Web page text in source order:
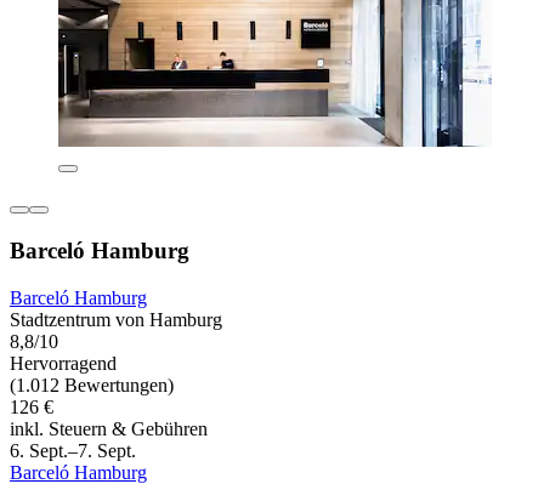
Barceló Hamburg
Barceló Hamburg
Stadtzentrum von Hamburg
8,8/10
Hervorragend
(1.012 Bewertungen)
126 €
inkl. Steuern & Gebühren
6. Sept.–7. Sept.
Barceló Hamburg